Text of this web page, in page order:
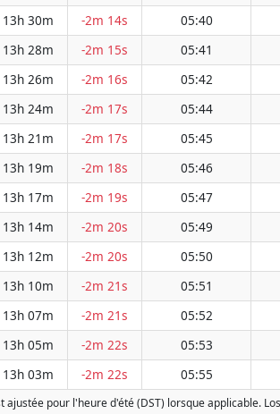
13h 30m -2m 14s 05:40
13h 28m -2m 15s 05:41
13h 26m -2m 16s 05:42
13h 24m -2m 17s 05:44
13h 21m -2m 17s 05:45
13h 19m -2m 18s 05:46
13h 17m -2m 19s 05:47
13h 14m -2m 20s 05:49
13h 12m -2m 20s 05:50
13h 10m -2m 21s 05:51
13h 07m -2m 21s 05:52
13h 05m -2m 22s 05:53
13h 03m -2m 22s 05:55
ajustée pour l'heure d'été (DST) lorsque